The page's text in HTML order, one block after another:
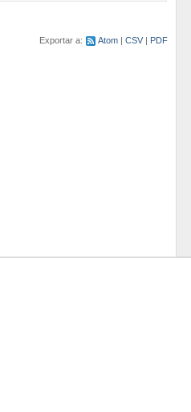
Exportar a:
Atom CSV PDF